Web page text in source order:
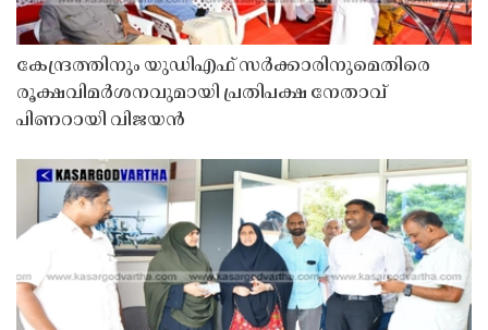
കേന്ദ്രത്തിനും യുഡിഎഫ് സർക്കാരിനുമെതിരെ
രൂക്ഷവിമർശനവുമായി പ്രതിപക്ഷ നേതാവ്
പിണറായി വിജയൻ